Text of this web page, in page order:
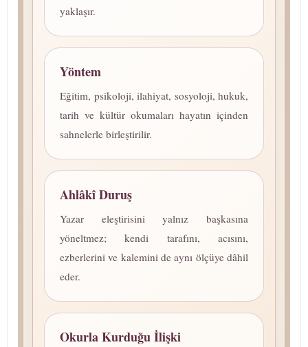
yaklaşır.
Yöntem
Eğitim, psikoloji, ilahiyat, sosyoloji, hukuk,
tarih ve kültür okumaları hayatın içinden
sahnelerle birleştirilir.
Ahlâkî Duruş
Yazar eleştirisini yalnız başkasına
yöneltmez; kendi tarafını, acısını,
ezberlerini ve kalemini de aynı ölçüye dâhil
eder.
Okurla Kurduğu İlişki